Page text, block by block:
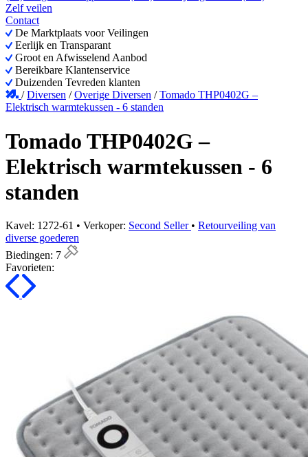
Zelf veilen
Contact
De Marktplaats voor Veilingen
Eerlijk en Transparant
Groot en Afwisselend Aanbod
Bereikbare Klantenservice
Duizenden Tevreden klanten
/Diversen /Overige Diversen /Tomado THP0402G –
Elektrisch warmtekussen - 6 standen
Tomado THP0402G –
Elektrisch warmtekussen - 6
standen
Kavel: 1272-61 • Verkoper: Second Seller • Retourveiling van
diverse goederen
Biedingen: 7
Favorieten: